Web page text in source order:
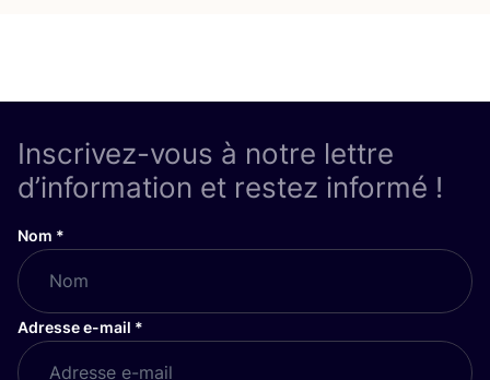
Inscrivez-vous à notre lettre
d’information et restez informé !
Nom *
Adresse e-mail *